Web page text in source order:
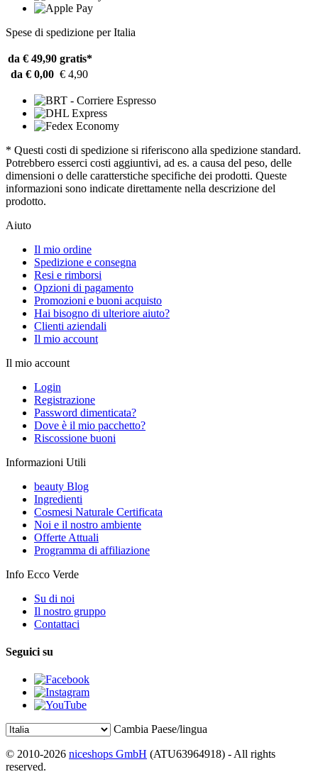
Spese di spedizione per Italia
da € 49,90 gratis*
da € 0,00 € 4,90
* Questi costi di spedizione si riferiscono alla spedizione standard.
Potrebbero esserci costi aggiuntivi, ad es. a causa del peso, delle
dimensioni o delle caratterstiche specifiche dei prodotti. Queste
informazioni sono indicate direttamente nella descrizione del
prodotto.
Aiuto
Il mio ordine
Spedizione e consegna
Resi e rimborsi
Opzioni di pagamento
Promozioni e buoni acquisto
Hai bisogno di ulteriore aiuto?
Clienti aziendali
Il mio account
Il mio account
Login
Registrazione
Password dimenticata?
Dove è il mio pacchetto?
Riscossione buoni
Informazioni Utili
beauty Blog
Ingredienti
Cosmesi Naturale Certificata
Noi e il nostro ambiente
Offerte Attuali
Programma di affiliazione
Info Ecco Verde
Su di noi
Il nostro gruppo
Contattaci
Seguici su
Cambia Paese/lingua
© 2010-2026 niceshops GmbH (ATU63964918) - All rights
reserved.